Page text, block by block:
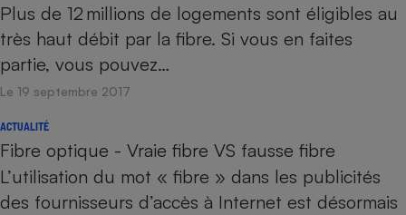
Plus de 12 millions de logements sont éligibles au
très haut débit par la fibre. Si vous en faites
partie, vous pouvez…
Le 19 septembre 2017
ACTUALITÉ
Fibre optique - Vraie fibre VS fausse fibre
L’utilisation du mot « fibre » dans les publicités
des fournisseurs d’accès à Internet est désormais